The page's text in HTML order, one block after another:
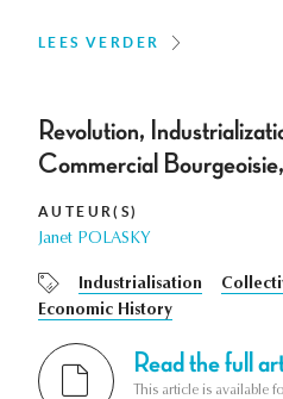
LEES VERDER
Revolution,
Commercial
AUTEUR(S)
Janet POLASKY
Industrialisation
Economic History
Read the full
This article is available